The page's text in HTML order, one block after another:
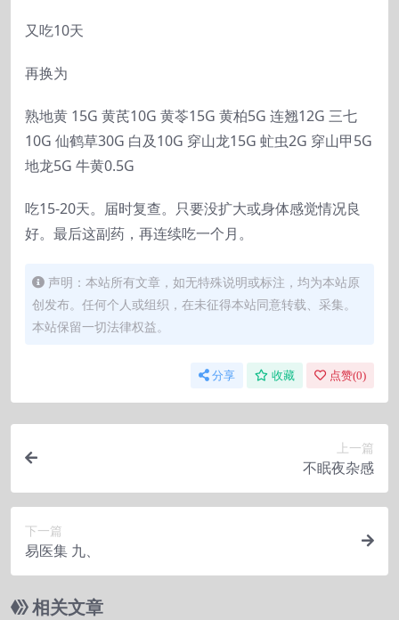
又吃10天
再换为
熟地黄 15G 黄芪10G 黄苓15G 黄柏5G 连翘12G 三七
10G 仙鹤草30G 白及10G 穿山龙15G 虻虫2G 穿山甲5G
地龙5G 牛黄0.5G
吃15-20天。届时复查。只要没扩大或身体感觉情况良
好。最后这副药，再连续吃一个月。
声明：本站所有文章，如无特殊说明或标注，均为本站原
创发布。任何个人或组织，在未征得本站同意转载、采集。
本站保留一切法律权益。
分享 收藏 点赞(0)
上一篇
不眠夜杂感
下一篇
易医集 九、
相关文章